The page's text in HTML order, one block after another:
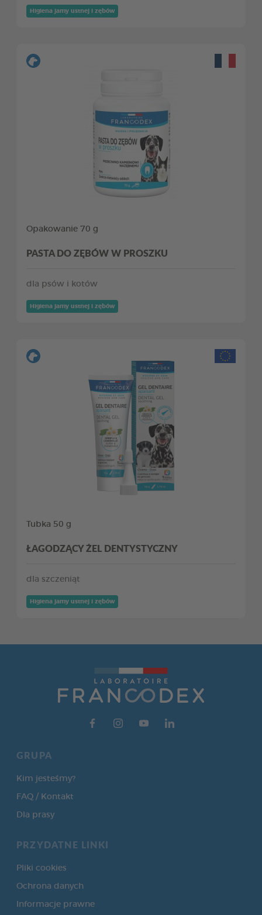
Higiena jamy ustnej i zębów
Opakowanie 70 g
PASTA DO ZĘBÓW W PROSZKU
dla psów i kotów
Higiena jamy ustnej i zębów
Tubka 50 g
ŁAGODZĄCY ŻEL DENTYSTYCZNY
dla szczeniąt
Higiena jamy ustnej i zębów
GRUPA
Kim jesteśmy?
FAQ / Kontakt
Dla prasy
PRZYDATNE LINKI
Pliki cookies
Ochrona danych
Informacje prawne